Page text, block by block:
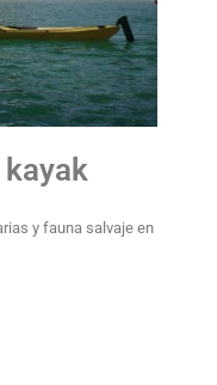
y fauna salvaje en